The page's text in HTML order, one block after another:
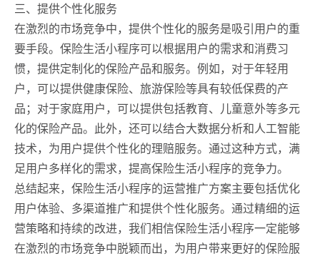
三、提供个性化服务
在激烈的市场竞争中，提供个性化的服务是吸引用户的重
要手段。保险生活小程序可以根据用户的需求和消费习
惯，提供定制化的保险产品和服务。例如，对于年轻用
户，可以提供健康保险、旅游保险等具有较低保费的产
品；对于家庭用户，可以提供包括教育、儿童意外等多元
化的保险产品。此外，还可以结合大数据分析和人工智能
技术，为用户提供个性化的理赔服务。通过这种方式，满
足用户多样化的需求，提高保险生活小程序的竞争力。
总结起来，保险生活小程序的运营推广方案主要包括优化
用户体验、多渠道推广和提供个性化服务。通过精细的运
营策略和持续的改进，我们相信保险生活小程序一定能够
在激烈的市场竞争中脱颖而出，为用户带来更好的保险服